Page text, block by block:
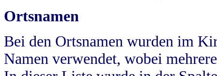
Ortsnamen
Bei den Ortsnamen wurden im
Namen verwendet, wobei